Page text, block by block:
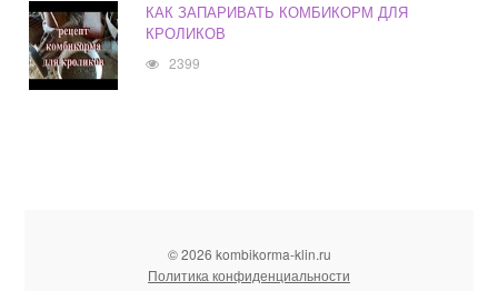
КАК ЗАПАРИВАТЬ КОМБИКОРМ ДЛЯ
КРОЛИКОВ
2399
© 2026 kombikorma-klin.ru
Политика конфиденциальности